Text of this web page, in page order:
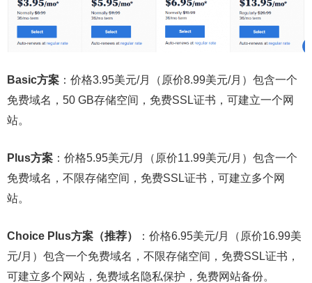
Basic方案 ：价格3.95美元/月（原价8.99美元/月）包含一个
免费域名，50 GB存储空间，免费SSL证书，可建立一个网
站。
Plus方案 ：价格5.95美元/月（原价11.99美元/月）包含一个
免费域名，不限存储空间，免费SSL证书，可建立多个网
站。
Choice Plus方案（推荐）
：价格6.95美元/月（原价16.99美
元/月）包含一个免费域名，不限存储空间，免费SSL证书，
可建立多个网站，免费域名隐私保护，免费网站备份。